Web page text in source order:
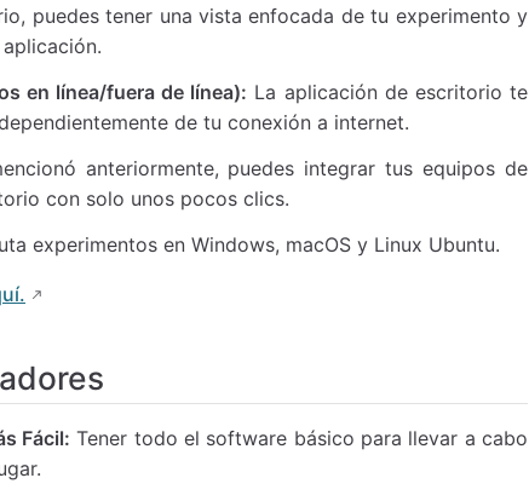
puedes tener una vista enfocada de tu experimento y
en línea/fuera de línea): La aplicación de escritorio te
de tu conexión a internet.
anteriormente, puedes integrar tus equipos de
con solo unos pocos clics.
experimentos en Windows, macOS y Linux Ubuntu.
Fácil: Tener todo el software básico para llevar a cabo